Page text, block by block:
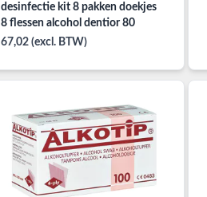
desinfectie kit 8 pakken doekjes
8 flessen alcohol dentior 80
67,02 (excl. BTW)